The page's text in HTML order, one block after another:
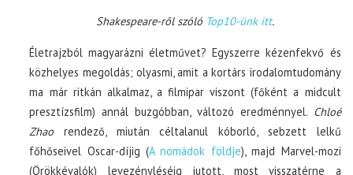
Shakespeare-ről szóló Top10-ünk itt.
Életrajzból magyarázni életművet? Egyszerre kézenfekvő és
közhelyes megoldás; olyasmi, amit a kortárs irodalomtudomány
ma már ritkán alkalmaz, a filmipar viszont (főként a midcult
presztízsfilm) annál buzgóbban, változó eredménnyel. Chloé
Zhao rendező, miután céltalanul kóborló, sebzett lelkű
főhőseivel Oscar-díjig (A nomádok földje), majd Marvel-mozi
(Örökkévalók) levezényléséig jutott, most visszatérne a